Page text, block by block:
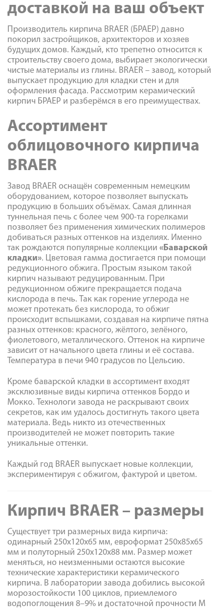
доставкой на ваш объект
Производитель кирпича BRAER (БРАЕР) давно
покорил застройщиков, архитекторов и хозяев
будущих домов. Каждый, кто трепетно относится к
строительству своего дома, выбирает экологически
чистые материалы из глины. BRAER – завод, который
выпускает продукцию для кладки стен и для
оформления фасада. Рассмотрим керамический
кирпич БРАЕР и разберёмся в его преимуществах.
Ассортимент
облицовочного кирпича
BRAER
Завод BRAER оснащён современным немецким
оборудованием, которое позволяет выпускать
продукцию в больших объёмах. Самая длинная
туннельная печь с более чем 900-та горелками
позволяет без применения химических полимеров
добиваться разных оттенков на изделиях. Именно
так рождаются популярные коллекции «Баварской
кладки». Цветовая гамма достигается при помощи
редукционного обжига. Простым языком такой
кирпич называют редуцированным. При
редукционном обжиге прекращается подача
кислорода в печь. Так как горение углерода не
может протекать без кислорода, то обжиг
происходит вспышками, создавая на кирпиче пятна
разных оттенков: красного, жёлтого, зелёного,
фиолетового, металлического. Оттенок на кирпиче
зависит от начального цвета глины и её состава.
Температура в печи 940 градусов по Цельсию.
Кроме баварской кладки в ассортимент входят
эксклюзивные виды кирпича оттенков Бордо и
Мокко. Технологи завода не раскрывают своих
секретов, как им удалось достигнуть такого цвета
материала. Ведь никто из отечественных
производителей не может повторить такие
уникальные оттенки.
Каждый год BRAER выпускает новые коллекции,
экспериментируя с обжигом, фактурой и цветом.
Кирпич BRAER – размеры
Существует три размерных вида кирпича:
одинарный 250х120х65 мм, евроформат 250х85х65
мм и полуторный 250х120х88 мм. Размер может
меняться, но неизменными остаются высокие
технические характеристики керамического
кирпича. В лаборатории завода добились высокой
морозостойкости 100 циклов, приемлемого
водопоглощения 8–9% и достаточной прочности М